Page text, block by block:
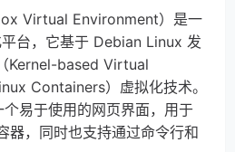
Virtual Environment）是一
台，它基于 Debian Linux 发
Kernel-based Virtual
Containers）虚拟化技术。
易于使用的网页界面，用于
器，同时也支持通过命令行和